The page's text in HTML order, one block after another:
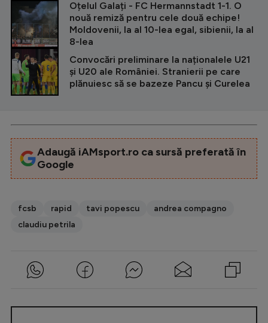
Oțelul Galați - FC Hermannstadt 1-1. O
nouă remiză pentru cele două echipe!
Moldovenii, la al 10-lea egal, sibienii, la al
8-lea
Convocări preliminare la naționalele U21
și U20 ale României. Stranierii pe care
plănuiesc să se bazeze Pancu și Curelea
Adaugă iAMsport.ro ca sursă preferată în
Google
fcsb rapid tavi popescu
andrea compagno
claudiu petrila